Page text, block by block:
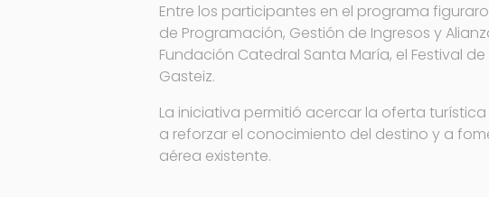
Entre los participantes en el programa
de Programación, Gestión de Ingresos y
Fundación Catedral Santa María, el Festival
Gasteiz.
La iniciativa permitió acercar la oferta
a reforzar el conocimiento del destino y a
aérea existente.